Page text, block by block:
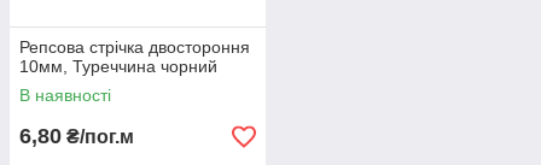
лент. Также атласные ленты применяются для
изготовления цветочков в технике канзаши);
Для поделок и открыток (применяются все виды
Для декора помещений (лентами украшают свадьбы,
Репсова стрічка двостороння
10мм, Туреччина чорний
В наявності
6,80 ₴/пог.м